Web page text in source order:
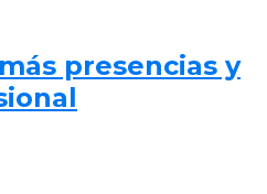
presencias y